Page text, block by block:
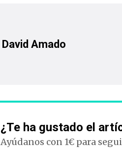
David Amado
¿Te ha gustado el
Ayúdanos con 1€ para